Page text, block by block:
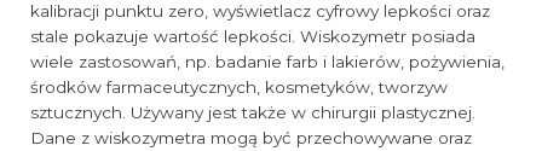
kalibracji punktu zero, wyświetlacz cyfrowy lepkości oraz
stale pokazuje wartość lepkości. Wiskozymetr posiada
wiele zastosowań, np. badanie farb i lakierów, pożywienia,
środków farmaceutycznych, kosmetyków, tworzyw
sztucznych. Używany jest także w chirurgii plastycznej.
Dane z wiskozymetra mogą być przechowywane oraz